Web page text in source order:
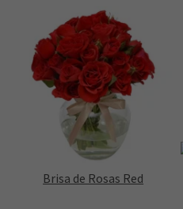
Brisa de Rosas Red